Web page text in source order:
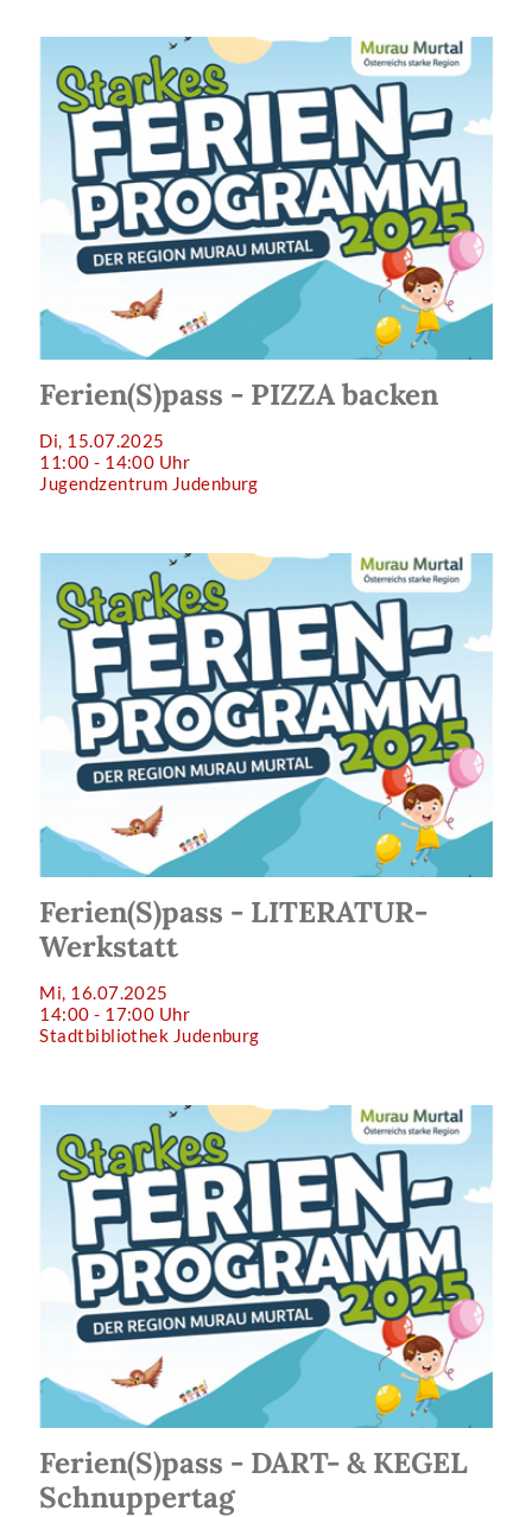
Ferien(S)pass - PIZZA backen
Di, 15.07.2025
11:00 - 14:00 Uhr
Jugendzentrum Judenburg
Ferien(S)pass - LITERATUR-
Werkstatt
Mi, 16.07.2025
14:00 - 17:00 Uhr
Stadtbibliothek Judenburg
Ferien(S)pass - DART- & KEGEL
Schnuppertag